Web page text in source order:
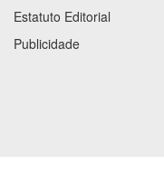
Estatuto Editorial
Publicidade